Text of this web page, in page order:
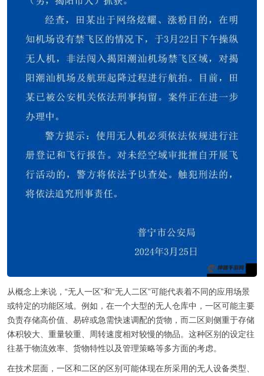
从概念上来说，“无人一区”和“无人二区”可能代表着不同的应用场景
或特定的功能区域。例如，在一个大型的无人仓库中，一区可能主要
负责存储高价值、易碎或急需快速调配的货物，而二区则侧重于存储
体积较大、重量较重、周转速度相对较慢的物品。这种区别的设定往
往基于物流效率、货物特性以及管理策略等多方面的考虑。
在技术层面，一区和二区的区别可能体现在所采用的无人设备类型、